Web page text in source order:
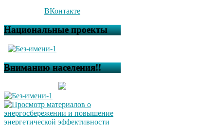
ВКонтакте
Национальные проекты
Вниманию населения!!